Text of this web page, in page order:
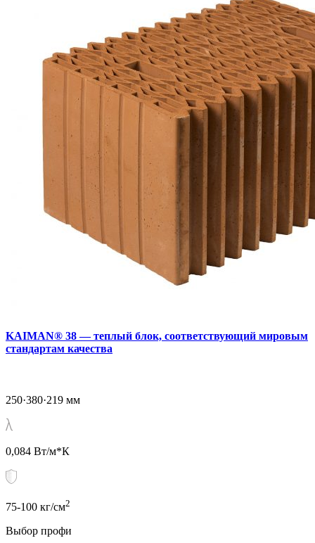
KAIMAN® 38 — теплый блок, соответствующий мировым
стандартам качества
250·380·219 мм
0,084 Вт/м*К
75-100 кг/см2
Выбор профи